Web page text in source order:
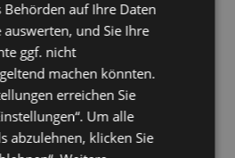
(KB4471389)
Exchange 2013 CU-22
(KB4487563)
Exchange 2010 SP3 RU-27
Exchange 2010 SP3-RU26
Outlook 2019 March 2019
Behörden auf Ihre Daten
und Sie Ihre
ggf. nicht
machen könnten.
erreichen Sie
Um alle
abzulehnen, klicken Sie